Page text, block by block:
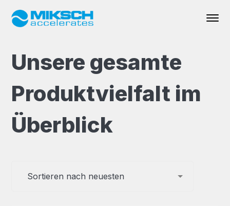
Unsere gesamte
Produktvielfalt im
Überblick